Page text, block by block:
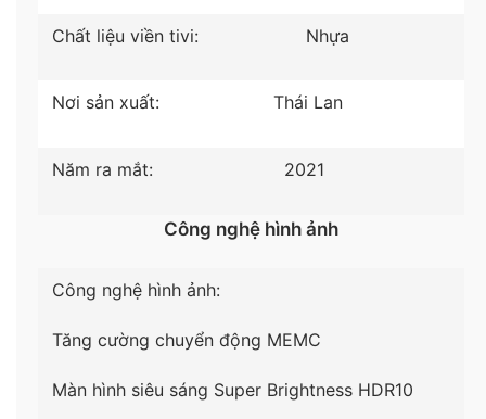
thiết, tivi mang lại hình ảnh chuyển động ở tốc độ
Chất liệu viền tivi: Nhựa
Nơi sản xuất: Thái Lan
Năm ra mắt: 2021
Công nghệ hình ảnh
Công nghệ hình ảnh:
Tăng cường chuyển động MEMC
Màn hình siêu sáng Super Brightness HDR10